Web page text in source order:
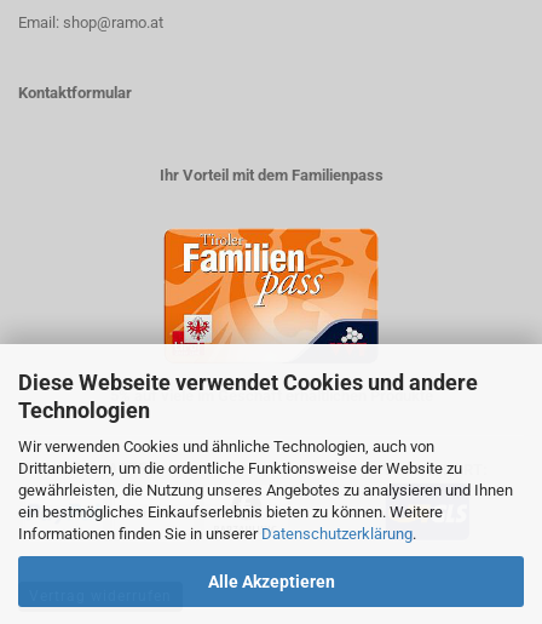
Diese Webseite verwendet Cookies und andere
Technologien
Wir verwenden Cookies und ähnliche Technologien, auch von
Drittanbietern, um die ordentliche Funktionsweise der Website zu
gewährleisten, die Nutzung unseres Angebotes zu analysieren und Ihnen
ein bestmögliches Einkaufserlebnis bieten zu können. Weitere
Informationen finden Sie in unserer Datenschutzerklärung.
Alle Akzeptieren
Email: shop@ramo.at
Kontaktformular
Ihr Vorteil mit dem Familienpass
5% auf viele im Geschäft erhältlichen Produkte
ZAHLUNGSARTEN VERSANDART: